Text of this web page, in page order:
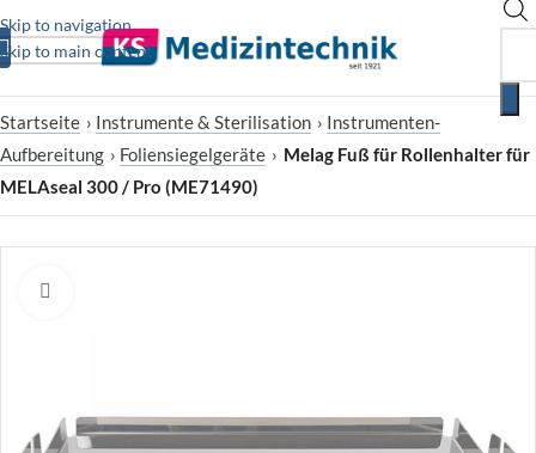
Skip to navigation
Skip to main content
Startseite › Instrumente & Sterilisation › Instrumenten-
Aufbereitung › Foliensiegelgeräte › Melag Fuß für Rollenhalter für
MELAseal 300 / Pro (ME71490)